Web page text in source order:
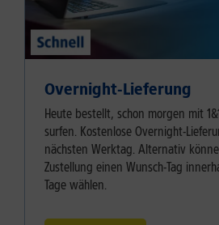
Overnight-Lieferung
Heute bestellt, schon morgen mit
surfen. Kostenlose Overnight-
nächsten Werktag. Alternativ
Zustellung einen Wunsch-Tag
Tage wählen.